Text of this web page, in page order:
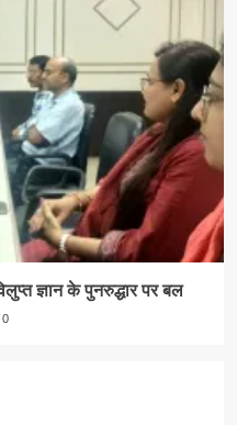
ज्ञान के पुनरुद्धार पर बल
0